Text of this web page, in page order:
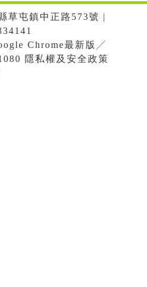
草屯鎮中正路573號 |
Chrome最新版╱
隱私權及安全政策